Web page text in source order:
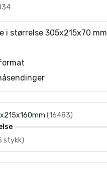
i størrelse 305x215x70 mm
(16483)
stykk)